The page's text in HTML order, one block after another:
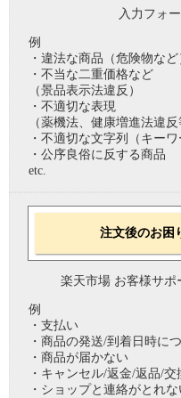
入力フォ
例
・違法な商品（危険物など
・不当な二重価格など
（景品表示法違反）
・不適切な表現
（薬機法、健康増進法違反
・不適切な文字列（キーワ
・公序良俗に反する商品
etc.
注文後のお困
楽天市場 お客様サポ
例
・支払い
・商品の発送/到着日時に
・商品が届かない
・キャンセル/返金/返品/交
・ショップと連絡がとれな